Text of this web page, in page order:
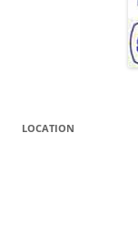
LOCATION